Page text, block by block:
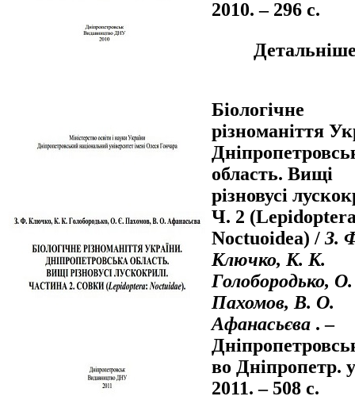
2010. – 296 с.
Біологічне
різноманіття
область. Вищі
різновусі
Ч. 2
Noctuoidea) /З.
Ключко, К. К.
Голобородько,
Пахомов, В. О.
Афанасьєва . –
во Дніпропетр.
2011. – 508 с.